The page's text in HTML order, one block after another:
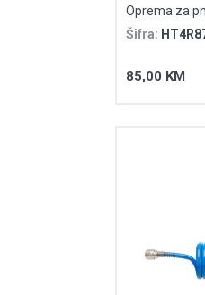
Oprema za
Šifra:
85,00 KM